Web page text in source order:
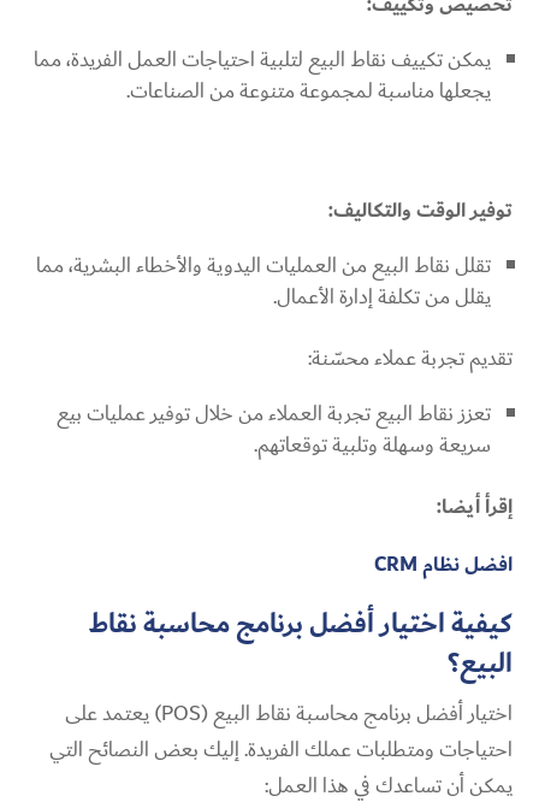
يمكن تكييف نقاط البيع لتلبية احتياجات العمل الفريدة، مما
يجعلها مناسبة لمجموعة متنوعة من الصناعات.
توفير الوقت والتكاليف:
تقلل نقاط البيع من العمليات اليدوية والأخطاء البشرية، مما
يقلل من تكلفة إدارة الأعمال.
تقديم تجربة عملاء محسّنة:
تعزز نقاط البيع تجربة العملاء من خلال توفير عمليات بيع
سريعة وسهلة وتلبية توقعاتهم.
إقرأ أيضا:
افضل نظام CRM
كيفية اختيار أفضل برنامج محاسبة نقاط
البيع؟
اختيار أفضل برنامج محاسبة نقاط البيع
(POS) يعتمد على
احتياجات ومتطلبات عملك الفريدة. إليك بعض النصائح التي
يمكن أن تساعدك في هذا العمل: